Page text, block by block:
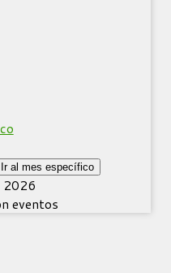
Ir al mes específico
2026
eventos